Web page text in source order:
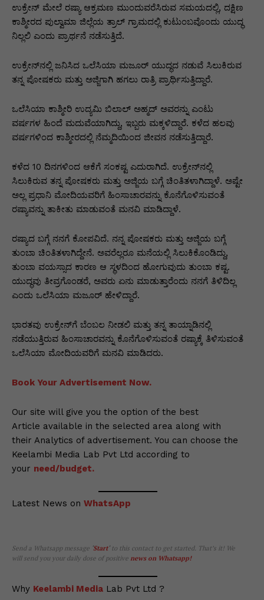
s
A
p
e
b
o
k
e
dI
s
e
g
er
gr
a
er l
y
Li
k
ar
e
ಉಕ್ರೇನ್ ಮೇಲೆ ರಷ್ಯಾ ಆಕ್ರಮಣ ಮುಂದುವರೆಸಿರುವ ಸಮಯದಲ್ಲಿ, ದಕ್ಷಿಣ
ಕಾಶ್ಮೀರದ ಪುಲ್ವಾಮಾ ಜಿಲ್ಲೆಯ ತ್ರಾಲ್ ಗ್ರಾಮದಲ್ಲಿ ಕುಟುಂಬವೊಂದು ಯುದ್ಧ
ನಿಲ್ಲಲಿ ಎಂದು ಪ್ರಾರ್ಥನೆ ನಡೆಸುತ್ತಿದೆ.
ಉಕ್ರೇನ್‌ನಲ್ಲಿ ಜನಿಸಿದ ಒಲೆಸಿಯಾ ಮಜೂರ್ ಯುದ್ಧದ ನಡುವೆ ಸಿಲುಕಿರುವ
ತನ್ನ ಪೋಷಕರು ಮತ್ತು ಅಜ್ಜಿಗಾಗಿ ಹಗಲು ರಾತ್ರಿ ಪ್ರಾರ್ಥಿಸುತ್ತಿದ್ದಾರೆ.
ಒಲೆಸಿಯಾ ಕಾಶ್ಮೀರಿ ಉದ್ಯಮಿ ಬಿಲಾಲ್ ಅಹ್ಮದ್ ಅವರನ್ನು ಎಂಟು
ವರ್ಷಗಳ ಹಿಂದೆ ಮದುವೆಯಾಗಿದ್ದು, ಇಬ್ಬರು ಮಕ್ಕಳಿದ್ದಾರೆ. ಕಳೆದ ಹಲವು
ವರ್ಷಗಳಿಂದ ಕಾಶ್ಮೀರದಲ್ಲಿ ನೆಮ್ಮದಿಯಿಂದ ಜೀವನ ನಡೆಸುತ್ತಿದ್ದಾರೆ.
ಕಳೆದ 10 ದಿನಗಳಿಂದ ಆಕೆಗೆ ಸಂಕಷ್ಟ ಎದುರಾಗಿದೆ. ಉಕ್ರೇನ್‌ನಲ್ಲಿ
ಸಿಲುಕಿರುವ ತನ್ನ ಪೋಷಕರು ಮತ್ತು ಅಜ್ಜಿಯ ಬಗ್ಗೆ ಚಿಂತಿತಳಾಗಿದ್ದಾಳೆ. ಅಷ್ಟೇ
ಅಲ್ಲ ಪ್ರಧಾನಿ ಮೋದಿಯವರಿಗೆ ಹಿಂಸಾಚಾರವನ್ನು ಕೊನೆಗೊಳಿಸುವಂತೆ
ರಷ್ಯಾವನ್ನು ತಾಕೀತು ಮಾಡುವಂತೆ ಮನವಿ ಮಾಡಿದ್ದಾಳೆ.
ರಷ್ಯಾದ ಬಗ್ಗೆ ನನಗೆ ಕೋಪವಿದೆ. ನನ್ನ ಪೋಷಕರು ಮತ್ತು ಅಜ್ಜಿಯ ಬಗ್ಗೆ
ತುಂಬಾ ಚಿಂತಿತಳಾಗಿದ್ದೇನೆ. ಅವರೆಲ್ಲರೂ ಮನೆಯಲ್ಲಿ ಸಿಲುಕಿಕೊಂಡಿದ್ದು,
ತುಂಬಾ ವಯಸ್ಸಾದ ಕಾರಣ ಆ ಸ್ಥಳದಿಂದ ಹೋಗುವುದು ತುಂಬಾ ಕಷ್ಟ.
ಯುದ್ಧವು ತೀವ್ರಗೊಂಡರೆ, ಅವರು ಏನು ಮಾಡುತ್ತಾರೆಂದು ನನಗೆ ತಿಳಿದಿಲ್ಲ
ಎಂದು ಒಲೆಸಿಯಾ ಮಜೂರ್ ಹೇಳಿದ್ದಾರೆ.
ಭಾರತವು ಉಕ್ರೇನ್‌ಗೆ ಬೆಂಬಲ ನೀಡಲಿ ಮತ್ತು ತನ್ನ ತಾಯ್ನಾಡಿನಲ್ಲಿ
ನಡೆಯುತ್ತಿರುವ ಹಿಂಸಾಚಾರವನ್ನು ಕೊನೆಗೊಳಿಸುವಂತೆ ರಷ್ಯಾಕ್ಕೆ ತಿಳಿಸುವಂತೆ
ಒಲೆಸಿಯಾ ಮೋದಿಯವರಿಗೆ ಮನವಿ ಮಾಡಿದರು.
Book Your Advertisement Now.
Our site will give you the option of the best
Article available in the selected area along with
their Analytics of advertisement. You can choose the
Keelambi Media Lab Pvt Ltd according to
your need/budget.
Latest News on WhatsApp
Send a Whatsapp message Start‘ to this contact to get started. That’s it! We
will send you your daily dose of positive news on Whatsapp!
Why Keelambi Media Lab Pvt Ltd ?